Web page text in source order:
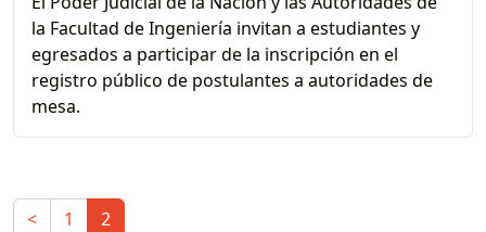
la Facultad de Ingeniería invitan a estudiantes y
egresados a participar de la inscripción en el
registro público de postulantes a autoridades de
mesa.
< 1 2